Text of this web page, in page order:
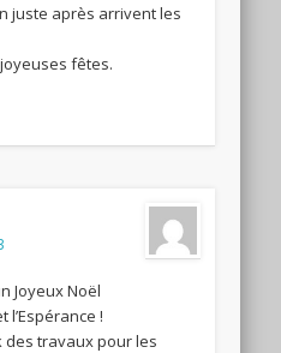
juste après arrivent les
fêtes.
Joyeux Noël
!
travaux pour les